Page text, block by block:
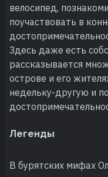
велосипед,
поучаствовать в
Здесь даже есть
рассказывается
острове и его
недельку-другую и
Легенды
В бурятских мифах